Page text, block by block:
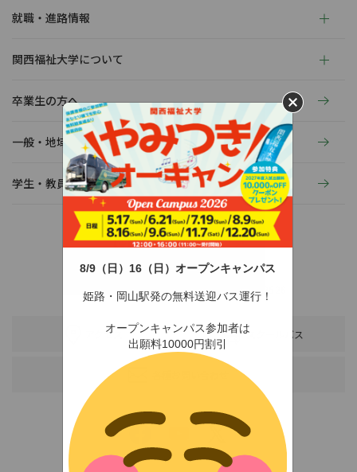
8/9（日）16（日）オープンキャンパス
姫路・岡山駅発の無料送迎バス運行！
オープンキャンパス参加者は
出願料10000円割引
就職・進路情報
関西福祉大学について
卒業生の方へ
一般・地域の方へ
学生・教員の活動
〒678-0255 兵庫県赤穂市新田380-3
TEL：0791-46-2525（代）FAX：0791-46-2526
アクセス スクールバス